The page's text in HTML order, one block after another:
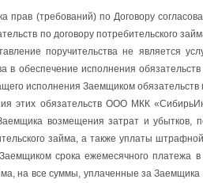
прав (требований) по Договору
по договору потребительского
поручительства не является
в обеспечение исполнения
исполнения Заемщиком
этих обязательств ООО МКК
возмещения затрат и убытков,
займа, а также уплаты
срока ежемесячного платежа
на все суммы, уплаченные за